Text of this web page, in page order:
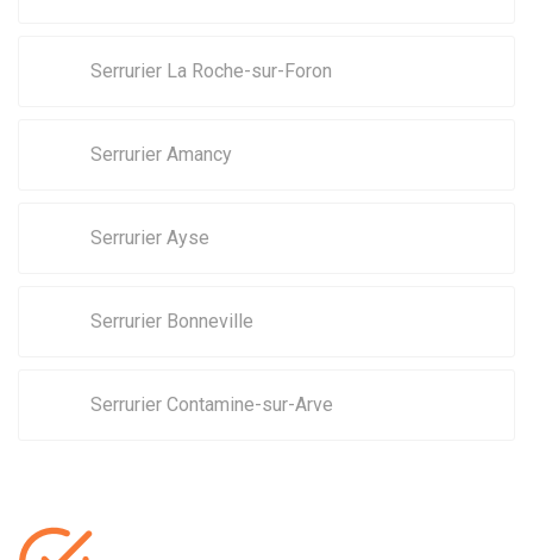
Serrurier La Roche-sur-Foron
Serrurier Amancy
Serrurier Ayse
Serrurier Bonneville
Serrurier Contamine-sur-Arve